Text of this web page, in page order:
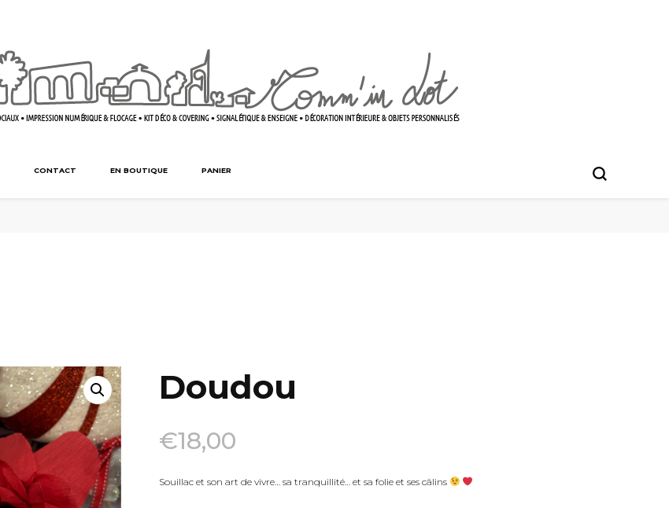
CONTACT EN BOUTIQUE PANIER
Doudou
€18,00
Souillac et son art de vivre… sa tranquillité… et sa folie et ses câlins